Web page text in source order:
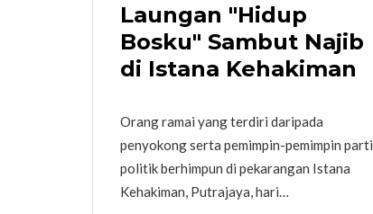
Laungan "Hidup
Bosku" Sambut Najib
di Istana Kehakiman
Orang ramai yang terdiri daripada
penyokong serta pemimpin-pemimpin parti
politik berhimpun di pekarangan Istana
Kehakiman, Putrajaya, hari…